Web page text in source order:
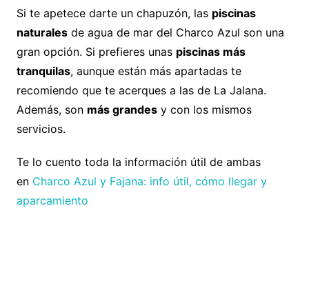
Si te apetece darte un chapuzón, las piscinas
naturalesde agua de mar del Charco Azul son una
gran opción. Si prefieres unas piscinas más
tranquilas, aunque están más apartadas te
recomiendo que te acerques a las de La Jalana.
Además, son más grandesy con los mismos
servicios.
Te lo cuento toda la información útil de ambas
en Charco Azul y Fajana: info útil, cómo llegar y
aparcamiento